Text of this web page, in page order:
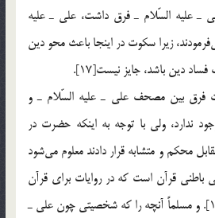
ـ عليه السّلام ـ فرق داشت، علي ـ عليه
السّلام ـ و فرزندانش اعلام مي‎فرمودند، زيرا سكوت در اينجا باعث محو دين
دين باشد، جايز نيست[17].
فرق بين مصحف علي ـ عليه السّلام ـ و
ندارد، ولي با توجه به اينكه حضرت در
حديث فوق تفسير و تأويل را مقابل محكم و متشابه قرار دادند معلوم مي‎شود
باطني قرآن است كه در روايات براي قرآن
بطون زيادي ذكر شده است[18]. و مسلماً آنچه را كه شخصيتي چون علي ـ